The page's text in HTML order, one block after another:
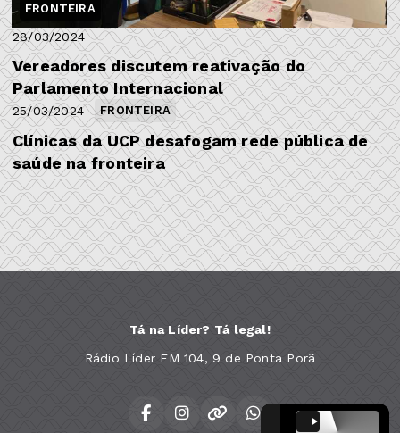
FRONTEIRA
28/03/2024
Vereadores discutem reativação do
Parlamento Internacional
FRONTEIRA
25/03/2024
Clínicas da UCP desafogam rede pública de
saúde na fronteira
Tá na Líder? Tá legal!
Rádio Líder FM 104, 9 de Ponta Porã